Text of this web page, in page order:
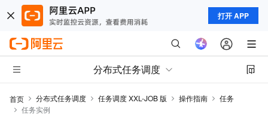
打开 APP
分布式任务调度
首页 分布式任务调度 任务调度 XXL-JOB 版 操作指南
任务
任务实例